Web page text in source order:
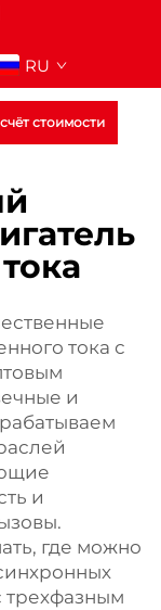
RU
стоимости
тока с
и
и
где можно
трехфазным